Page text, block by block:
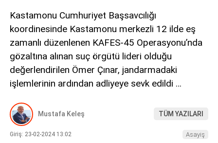
SAĞLIK
POLITIKA
ASAYIŞ
DIĞER
Kastamonu Cumhuriyet Başsavcılığı
koordinesinde Kastamonu merkezli 12 ilde eş
zamanlı düzenlenen KAFES-45 Operasyonu’nda
gözaltına alınan suç örgütü lideri olduğu
değerlendirilen Ömer Çınar, jandarmadaki
işlemlerinin ardından adliyeye sevk edildi …
Mustafa Keleş TÜM YAZILARI
Giriş: 23-02-2024 13:02 Asayiş